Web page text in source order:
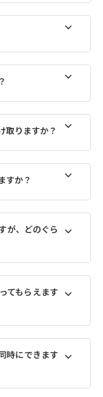
取りますか？
すか？
が、どのぐら
てもらえます
時にできます